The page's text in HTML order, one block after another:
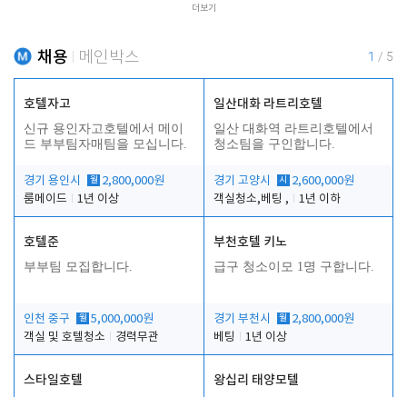
더보기
채용 메인박스 1 / 5
호텔자고
신규 용인자고호텔에서 메이
드 부부팀자매팀을 모십니다.
경기 용인시 월 2,800,000원
룸메이드
1년 이상
일산대화 라트리호텔
일산 대화역 라트리호텔에서
청소팀을 구인합니다.
경기 고양시 시
2,600,000원
객실청소,베팅 ,
1년 이하
호텔준
부부팀 모집합니다.
인천 중구 월 5,000,000원
객실 및 호텔청소
경력무관
부천호텔 키노
급구 청소이모 1명 구합니다.
경기 부천시 월 2,800,000원
베팅
1년 이상
스타일호텔 왕십리 태양모텔